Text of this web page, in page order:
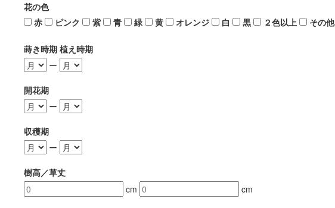
花の色
赤
ピンク 紫 青 緑 黄 オレンジ 白 黒 ２色以上 その他
蒔き時期 植え時期
ー
開花期
ー
収穫期
ー
樹高／草丈
cm
cm